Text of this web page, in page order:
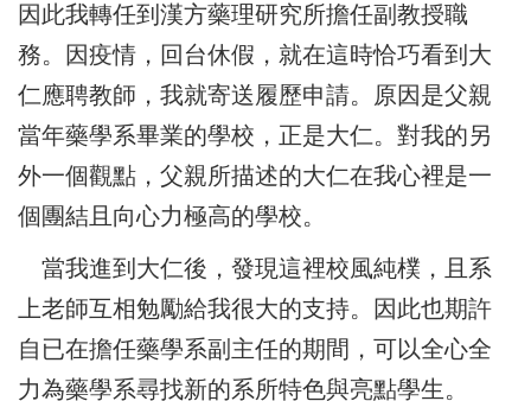
因此我轉任到漢方藥理研究所擔任副教授職
務。因疫情，回台休假，就在這時恰巧看到大
仁應聘教師，我就寄送履歷申請。原因是父親
當年藥學系畢業的學校，正是大仁。對我的另
外一個觀點，父親所描述的大仁在我心裡是一
個團結且向心力極高的學校。
當我進到大仁後，發現這裡校風純樸，且系
上老師互相勉勵給我很大的支持。因此也期許
自已在擔任藥學系副主任的期間，可以全心全
力為藥學系尋找新的系所特色與亮點學生。